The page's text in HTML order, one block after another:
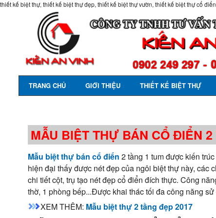
thiết kế biệt thự, thiết kế biệt thự đẹp, thiết kế biệt thự vườn, thiết kế biệt thự cổ
TRANG CHỦ GIỚI THIỆU THIẾT KẾ BIỆT THỰ
MẪU BIỆT THỰ BÁN CỔ ĐIỂN
Mẫu biệt thự bán cổ điển 2 tầng 1 tum được kiến
hiện đại thấy được nét đẹp của ngôi biệt thự này,
chi tiết cột, trụ tạo nét đẹp cổ điển đích thực. Công
thờ, 1 phòng bếp...Được khai thác tối đa công năng
XEM THÊM: Mẫu biệt thự 2 tầng đẹp 2017